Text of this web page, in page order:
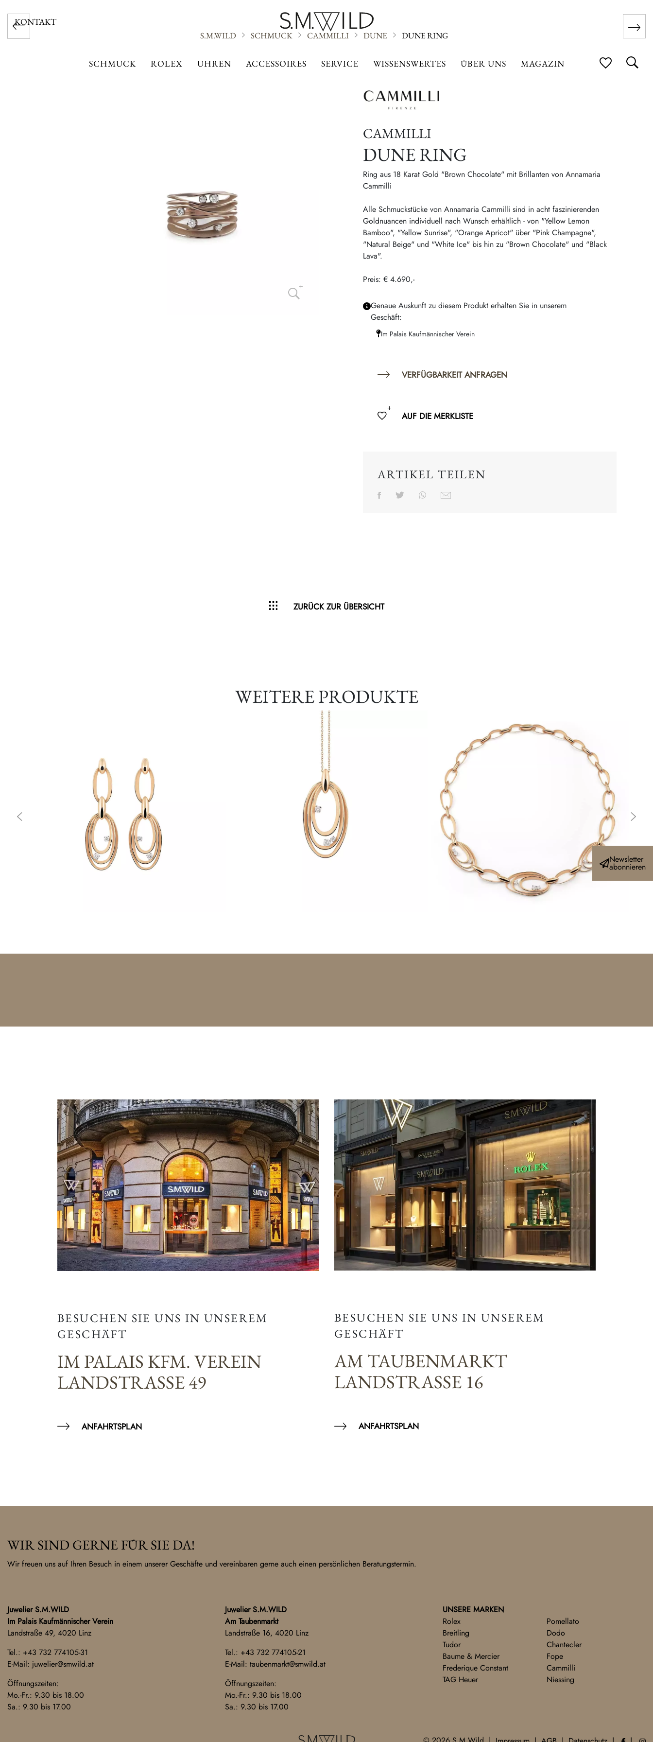
KONTAKT
SCHMUCK ROLEX UHREN ACCESSOIRES SERVICE WISSENSWERTES ÜBER UNS MAGAZIN
S.M.WILD SCHMUCK CAMMILLI DUNE DUNE RING
CAMMILLI
DUNE RING
Ring aus 18 Karat Gold "Brown Chocolate" mit Brillanten von Annamaria
Cammilli
Alle Schmuckstücke von Annamaria Cammilli sind in acht faszinierenden
Goldnuancen individuell nach Wunsch erhältlich - von "Yellow Lemon
Bamboo", "Yellow Sunrise", "Orange Apricot" über "Pink Champagne",
"Natural Beige" und "White Ice" bis hin zu "Brown Chocolate" und "Black
Lava".
Preis: € 4.690,-
Genaue Auskunft zu diesem Produkt erhalten Sie in unserem
Geschäft:
Im Palais Kaufmännischer Verein
VERFÜGBARKEIT ANFRAGEN
AUF DIE MERKLISTE
ARTIKEL TEILEN
ZURÜCK ZUR ÜBERSICHT
WEITERE PRODUKTE
BESUCHEN SIE UNS IN UNSEREM
GESCHÄFT
IM PALAIS KFM. VEREIN
LANDSTRASSE 49
ANFAHRTSPLAN
BESUCHEN SIE UNS IN UNSEREM
GESCHÄFT
AM TAUBENMARKT
LANDSTRASSE 16
ANFAHRTSPLAN
Newsletter
abonnieren
WIR SIND GERNE FÜR SIE DA!
Wir freuen uns auf Ihren Besuch in einem unserer Geschäfte und vereinbaren gerne auch einen persönlichen Beratungstermin.
Juwelier S.M.WILD
Im Palais Kaufmännischer Verein
Landstraße 49, 4020 Linz
Tel.: +43 732 774105-31
E-Mail: juwelier@smwild.at
Öffnungszeiten:
Mo.-Fr.: 9.30 bis 18.00
Sa.: 9.30 bis 17.00
Juwelier S.M.WILD
Am Taubenmarkt
Landstraße 16, 4020 Linz
Tel.: +43 732 774105-21
E-Mail: taubenmarkt@smwild.at
Öffnungszeiten:
Mo.-Fr.: 9.30 bis 18.00
Sa.: 9.30 bis 17.00
UNSERE MARKEN
Rolex
Breitling
Tudor
Baume & Mercier
Frederique Constant
TAG Heuer
Pomellato
Dodo
Chantecler
Fope
Cammilli
Niessing